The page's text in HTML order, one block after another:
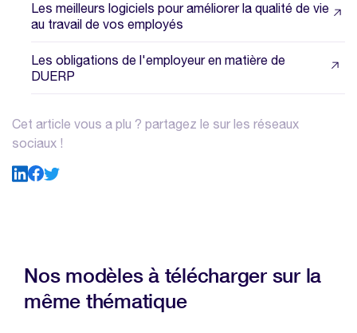
Les meilleurs logiciels pour améliorer la qualité de vie
au travail de vos employés
Les obligations de l'employeur en matière de
DUERP
Cet article vous a plu ? partagez le sur les réseaux
sociaux !
Nos modèles à télécharger sur la
même thématique